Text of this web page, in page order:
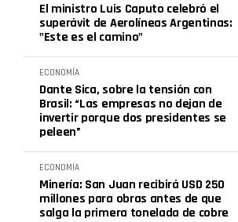
El ministro Luis Caputo celebró el
superávit de Aerolíneas Argentinas:
"Este es el camino"
ECONOMÍA
Dante Sica, sobre la tensión con
Brasil: “Las empresas no dejan de
invertir porque dos presidentes se
peleen”
ECONOMÍA
Minería: San Juan recibirá USD 250
millones para obras antes de que
salga la primera tonelada de cobre